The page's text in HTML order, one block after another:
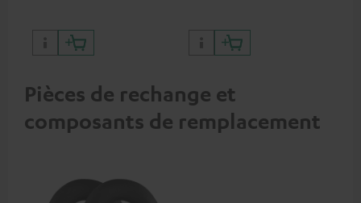
Pièces de rechange et
composants de remplacement